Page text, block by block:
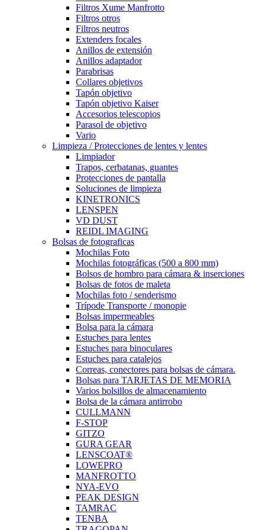
Filtros Xume Manfrotto
Filtros otros
Filtros neutros
Extenders focales
Anillos de extensión
Anillos adaptador
Parabrisas
Collares objetivos
Tapón objetivo
Tapón objetivo Kaiser
Accesorios telescopios
Parasol de objetivo
Vario
Limpieza / Protecciones de lentes y lentes
Limpiador
Trapos, cerbatanas, guantes
Protecciones de pantalla
Soluciones de limpieza
KINETRONICS
LENSPEN
VD DUST
REIDL IMAGING
Bolsas de fotograficas
Mochilas Foto
Mochilas fotográficas (500 a 800 mm)
Bolsos de hombro para cámara & inserciones
Bolsas de fotos de maleta
Mochilas foto / senderismo
Trípode Transporte / monopie
Bolsas impermeables
Bolsa para la cámara
Estuches para lentes
Estuches para binoculares
Estuches para catalejos
Correas, conectores para bolsas de cámara.
Bolsas para TARJETAS DE MEMORIA
Varios bolsillos de almacenamiento
Bolsa de la cámara antirrobo
CULLMANN
F-STOP
GITZO
GURA GEAR
LENSCOAT®
LOWEPRO
MANFROTTO
NYA-EVO
PEAK DESIGN
TAMRAC
TENBA